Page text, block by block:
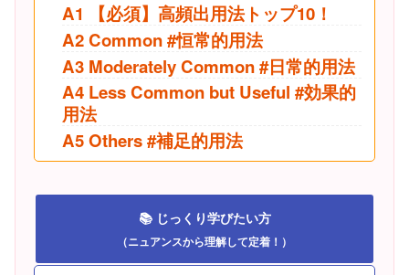
A1 【必須】高頻出用法トップ10！
A2 Common #恒常的用法
A3 Moderately Common #日常的用法
A4 Less Common but Useful #効果的
用法
A5 Others #補足的用法
📚 じっくり学びたい方
（ニュアンスから理解して定着！）